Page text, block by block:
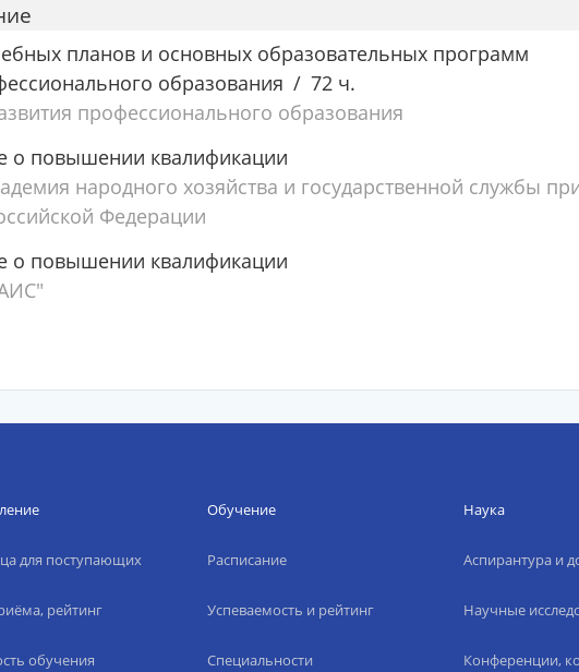
планов и основных образовательных программ
образования
72 ч.
профессионального образования
о повышении квалификации
народного хозяйства и государственной службы
Федерации
о повышении квалификации
для поступающих
рейтинг
обучения
Обучение
Расписание
Успеваемость и рейтинг
Специальности
Наука
Аспирантура и
Научные
Конференции,